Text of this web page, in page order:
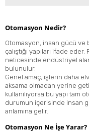
Otomasyon Nedir?
Otomasyon, insan gücü ve
çalıştığı yapıları ifade
neticesinde endüstriyel
bulunulur.
Genel amaç, işlerin daha
aksama olmadan yerine
kullanılıyorsa bu yapı tam
durumun içerisinde insan
anlamına gelir.
Otomasyon Ne İşe Yarar?